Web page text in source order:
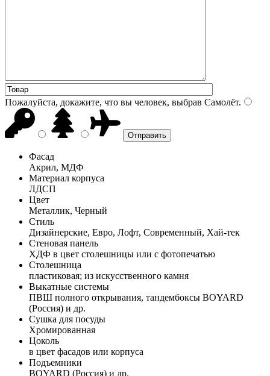
Пожалуйста, докажите, что вы человек, выбрав Самолёт.
Фасад
Акрил, МДФ
Материал корпуса
ЛДСП
Цвет
Металлик, Черный
Стиль
Дизайнерские, Евро, Лофт, Современный, Хай-тек
Стеновая панель
ХДФ в цвет столешницы или с фотопечатью
Столешница
пластиковая; из искусственного камня
Выкатные системы
ПВШ полного открывания, тандембоксы BOYARD
(Россия) и др.
Сушка для посуды
Хромированная
Цоколь
в цвет фасадов или корпуса
Подъемники
BOYARD (Россия) и др.